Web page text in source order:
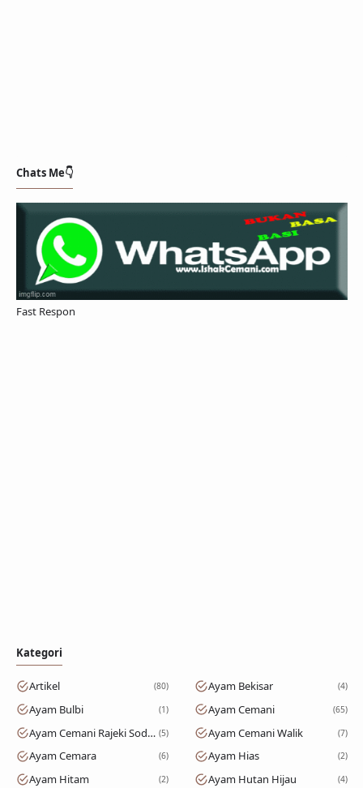
Chats Me👇
Fast Respon
Kategori
Artikel 80 Ayam Bekisar 4
Ayam Bulbi 1 Ayam Cemani 65
Ayam Cemani Rajeki Sodomoro 5 Ayam Cemani Walik 7
Ayam Cemara 6 Ayam Hias 2
Ayam Hitam 2 Ayam Hutan Hijau 4